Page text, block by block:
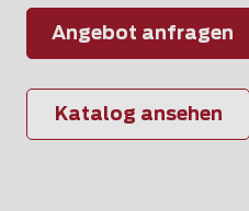
Angebot anfragen
Katalog ansehen